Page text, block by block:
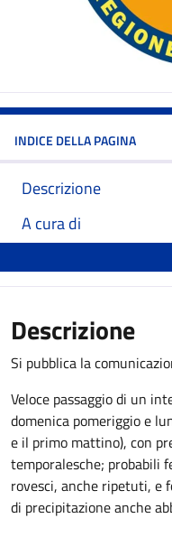
INDICE DELLA PAGINA
Descrizione
A cura di
Descrizione
Si pubblica la
Veloce passaggio di un
domenica pomeriggio e
e il primo mattino), con
temporalesche; probabili
rovesci, anche ripetuti,
di precipitazione anche